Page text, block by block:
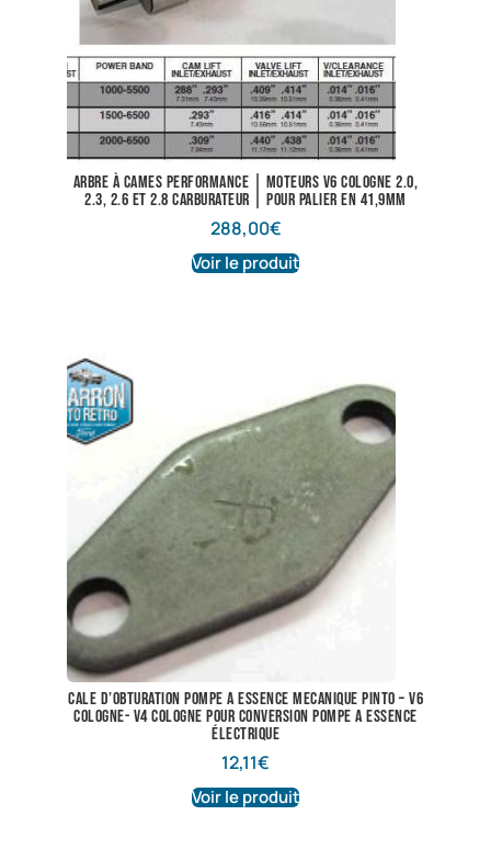
Arbre à cames performance | Moteurs V6 Cologne 2.0,
2.3, 2.6 et 2.8 carburateur | Pour palier en 41,9mm
288,00€
Voir le produit
cale d’obturation pompe a essence mecanique Pinto – V6
cologne- V4 Cologne pour conversion pompe a essence
électrique
12,11€
Voir le produit